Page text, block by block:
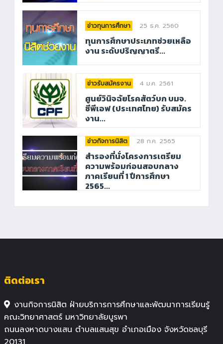
ข่าวทุนการศึกษา 25 ธ.ค. 2560
ทุนการศึกษาประเภทช่วยเหลือ
งาน ระดับปริญญาตรี...
ข่าวรับสมัครงาน 4 ม.ค. 2561
ศูนย์วินิจฉัยโรคสัตว์บก บมจ.
ซีพีเอฟ (ประเทศไทย) รับสมัคร
งาน...
ข่าวกิจการนิสิต 28 ก.ค. 2565
สำรองที่นั่งโครงการเตรียม
ความพร้อมก่อนสอบกลาง
ภาคเรียนที่ 1 ปีการศึกษา
2565...
ติดต่อเรา
งานกิจการนิสิต ฝ่ายบริการการศึกษาและพัฒนาการเรียนรู้
คณะวิทยาศาสตร์ มหาวิทยาลัยบูรพา
ถนนลงหาดบางแสน ตำบลแสนสุข อำเภอเมือง จังหวัดชลบุรี